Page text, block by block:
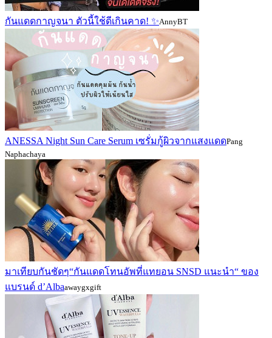
กันแดดกาญจนา ตัวนี้ใช้ดีเกินคาด! ✨️AnnyBT
ANESSA Night Sun Care Serum เซรั่มกู้ผิวจากแสงแดดPang
Naphachaya
มาเทียบกันชัดๆ“กันแดดโทนอัพที่แทยอน SNSD แนะนำ“ ของ
แบรนด์ d’Albaawaygxgift